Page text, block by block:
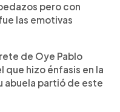
pero con
las emotivas
de Oye Pablo
que hizo énfasis en la
abuela partió de este